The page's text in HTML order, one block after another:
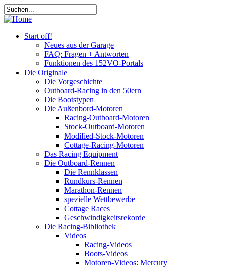
Start off!
Neues aus der Garage
FAQ: Fragen + Antworten
Funktionen des 152VO-Portals
Die Originale
Die Vorgeschichte
Outboard-Racing in den 50ern
Die Bootstypen
Die Außenbord-Motoren
Racing-Outboard-Motoren
Stock-Outboard-Motoren
Modified-Stock-Motoren
Cottage-Racing-Motoren
Das Racing Equipment
Die Outboard-Rennen
Die Rennklassen
Rundkurs-Rennen
Marathon-Rennen
spezielle Wettbewerbe
Cottage Races
Geschwindigkeitsrekorde
Die Racing-Bibliothek
Videos
Racing-Videos
Boots-Videos
Motoren-Videos: Mercury